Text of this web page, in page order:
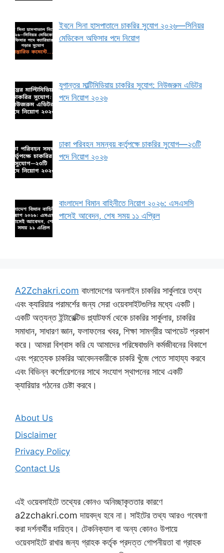
ইবনে সিনা হাসপাতালে চাকরির সুযোগ ২০২৬—সিনিয়র
মেডিকেল অফিসার পদে নিয়োগ
যুগান্তর মাল্টিমিডিয়ায় চাকরির সুযোগ: নিউজরুম এডিটর
পদে নিয়োগ ২০২৬
ঢাকা পরিবহন সমন্বয় কর্তৃপক্ষে চাকরির সুযোগ—২৩টি
পদে নিয়োগ ২০২৬
বাংলাদেশ বিমান বাহিনীতে নিয়োগ ২০২৬: এসএসসি
পাসেই আবেদন, শেষ সময় ১১ এপ্রিল
A2Zchakri.com বাংলাদেশের অনলাইন চাকরির সার্কুলারে তথ্য
এবং ক্যারিয়ার পরামর্শের জন্য সেরা ওয়েবসাইটগুলির মধ্যে একটি।
একটি অত্যন্ত ইন্টারেক্টিভ প্ল্যাটফর্ম থেকে চাকরির সার্কুলার, চাকরির
সমাধান, সাধারণ জ্ঞান, ফলাফলের খবর, শিক্ষা সামগ্রীর আপডেট প্রকাশ
করে। আমরা বিশ্বাস করি যে আমাদের পরিষেবাগুলি কর্মজীবনের বিকাশে
এবং প্রত্যেক চাকরির আবেদনকারীকে চাকরি খুঁজে পেতে সাহায্য করবে
এবং বিভিন্ন কর্পোরেশনের সাথে সংযোগ স্থাপনের সাথে একটি
ক্যারিয়ার গঠনের চেষ্টা করবে।
About Us
Disclaimer
Privacy Policy
Contact Us
এই ওয়েবসাইটে তথ্যের কোনও অনিচ্ছাকৃততার কারণে
a2zchakri.com দায়বদ্ধ হবে না। সাইটের তথ্য আরও গবেষণা
করা দর্শনার্থীর দায়িত্ব। টেকনিক্যাল বা অন্য কোনও উপায়ে
ওয়েবসাইটে রাখার জন্য গ্রাহক কর্তৃক প্রদত্ত গোপনীয়তা বা গ্রাহক